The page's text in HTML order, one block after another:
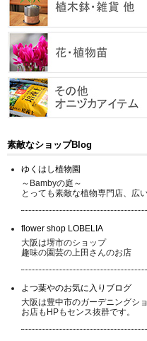
素敵なショップBlog
ゆくはし植物園
～Bambyの庭～
とっても素敵な植物専門店、広
flower shop LOBELIA
大阪は堺市のショップ
趣味の園芸の上田さんのお店
よつ葉やのお気に入りブログ
大阪は豊中市のガーデニングシ
お店もHPもセンス抜群です。